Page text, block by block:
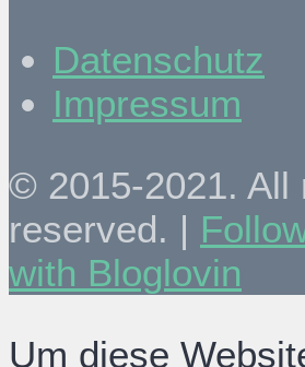
Datenschutz
Impressum
© 2015-2021. All
reserved. |
with Bloglovin
Um diese